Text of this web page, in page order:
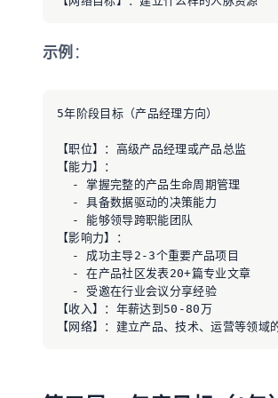
示例 ：
5年阶段目标（产品经理方向）
【职位】：高级产品经理或产品总监
【能力】：
  - 掌握完整的产品生命周期管理
  - 具备数据驱动的决策能力
  - 能够领导跨职能团队
【影响力】：
  - 成功主导2-3个重要产品项目
  - 在产品社区发表20+篇专业文章
  - 受邀在行业会议分享经验
【收入】：年薪达到50-80万